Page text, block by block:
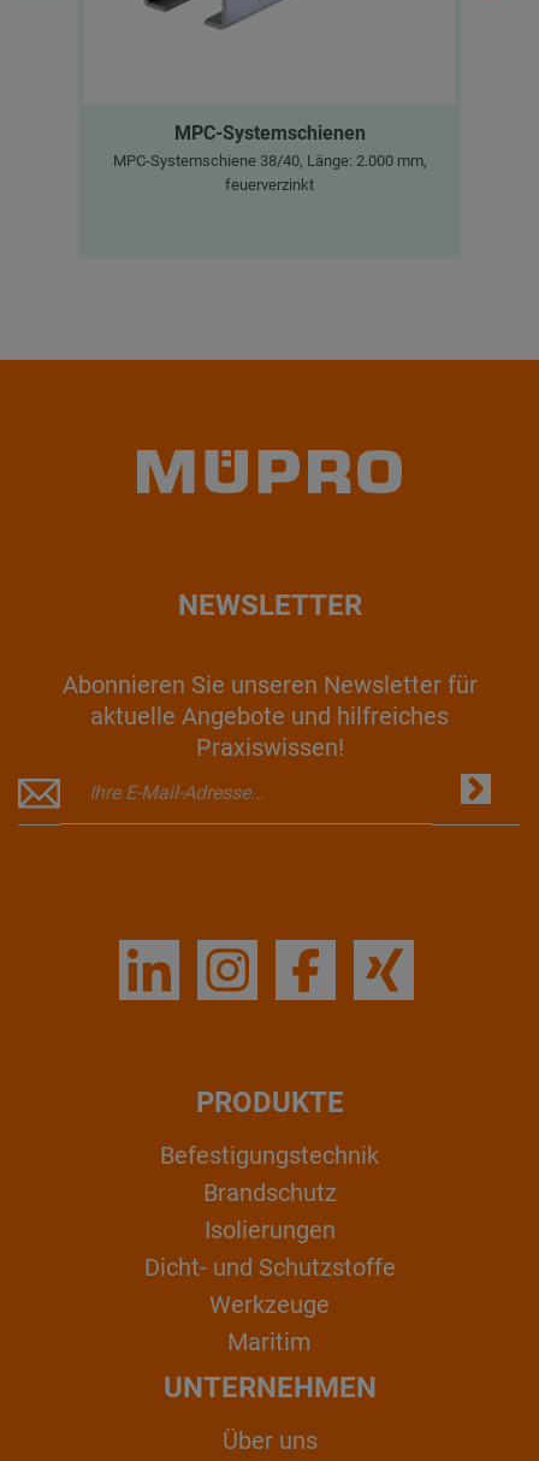
MPC-Systemschienen
MPC-Systemschiene 38/40, Länge: 2.000 mm,
feuerverzinkt
NEWSLETTER
Abonnieren Sie unseren Newsletter für
aktuelle Angebote und hilfreiches
Praxiswissen!
PRODUKTE
Befestigungstechnik
Brandschutz
Isolierungen
Dicht- und Schutzstoffe
Werkzeuge
Maritim
UNTERNEHMEN
Über uns